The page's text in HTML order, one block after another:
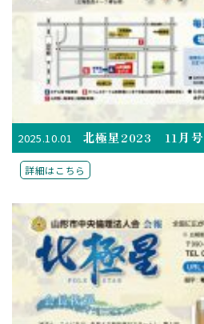
2025.10.01 北極星2023 11月号
詳細はこちら